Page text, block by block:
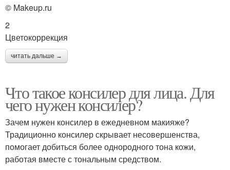
© Makeup.ru
2
Цветокоррекция
читать дальше →
Что такое консилер для лица. Для
чего нужен консилер?
Зачем нужен консилер в ежедневном макияже?
Традиционно консилер скрывает несовершенства,
помогает добиться более однородного тона кожи,
работая вместе с тональным средством.